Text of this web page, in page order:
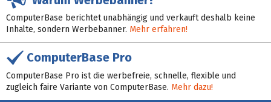
ComputerBase berichtet unabhängig und verkauft deshalb keine
Inhalte, sondern Werbebanner. Mehr erfahren!
ComputerBase Pro
ComputerBase Pro ist die werbefreie, schnelle, flexible und
zugleich faire Variante von ComputerBase. Mehr dazu!